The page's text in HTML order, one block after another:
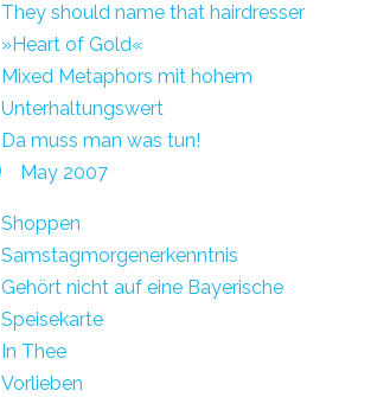
They should name that hairdresser
»Heart of Gold«
Mixed Metaphors mit hohem
Unterhaltungswert
Da muss man was tun!
May 2007
Shoppen
Samstagmorgenerkenntnis
Gehört nicht auf eine Bayerische
Speisekarte
In Thee
Vorlieben